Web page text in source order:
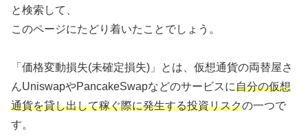
と検索して、
このページにたどり着いたことでしょう。
「価格変動損失(未確定損失)」とは、仮想通貨の両替屋さ
んUniswapやPancakeSwapなどのサービスに自分の仮想
通貨を貸し出して稼ぐ際に発生する投資リスクの一つで
す。